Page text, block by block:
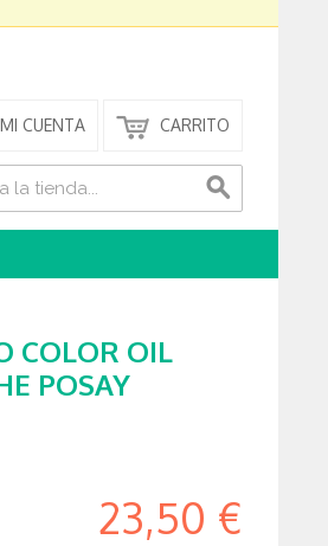
MI CUENTA CARRITO
COLOR OIL
POSAY
23,50 €